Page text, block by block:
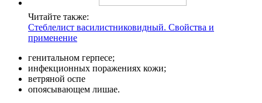
Читайте также:
Стеблелист василистниковидный. Свойства и
применение
генитальном герпесе;
инфекционных поражениях кожи;
ветряной оспе
опоясывающем лишае.